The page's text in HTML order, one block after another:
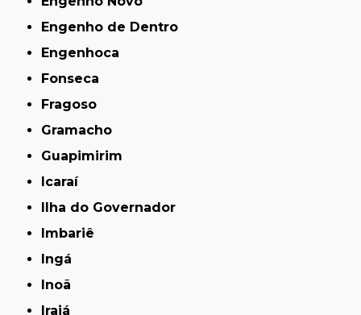
Engenho de Dentro
Engenhoca
Fonseca
Fragoso
Gramacho
Guapimirim
Icaraí
Ilha do Governador
Imbariê
Ingá
Inoã
Irajá